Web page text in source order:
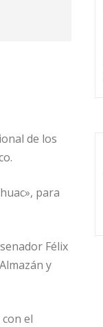
de los
para
Félix
y
el